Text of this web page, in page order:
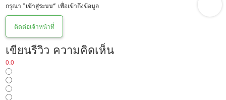
กรุณา“เข้าสู่ระบบ” เพื่อเข้าถึงข้อมูล
ติดต่อเจ้าหน้าที่
เขียนรีวิว ความคิดเห็น
0.0